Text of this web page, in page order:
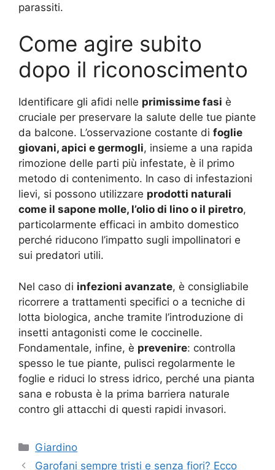
parassiti.
Come agire subito
dopo il riconoscimento
Identificare gli afidi nelle primissime fasi è
cruciale per preservare la salute delle tue piante
da balcone. L’osservazione costante di foglie
giovani, apici e germogli, insieme a una rapida
rimozione delle parti più infestate, è il primo
metodo di contenimento. In caso di infestazioni
lievi, si possono utilizzare prodotti naturali
come il sapone molle, l’olio di lino o il piretro,
particolarmente efficaci in ambito domestico
perché riducono l’impatto sugli impollinatori e
sui predatori utili.
Nel caso di infezioni avanzate, è consigliabile
ricorrere a trattamenti specifici o a tecniche di
lotta biologica, anche tramite l’introduzione di
insetti antagonisti come le coccinelle.
Fondamentale, infine, è prevenire: controlla
spesso le tue piante, pulisci regolarmente le
foglie e riduci lo stress idrico, perché una pianta
sana e robusta è la prima barriera naturale
contro gli attacchi di questi rapidi invasori.
Categorie
Giardino
Garofani sempre tristi e senza fiori? Ecco